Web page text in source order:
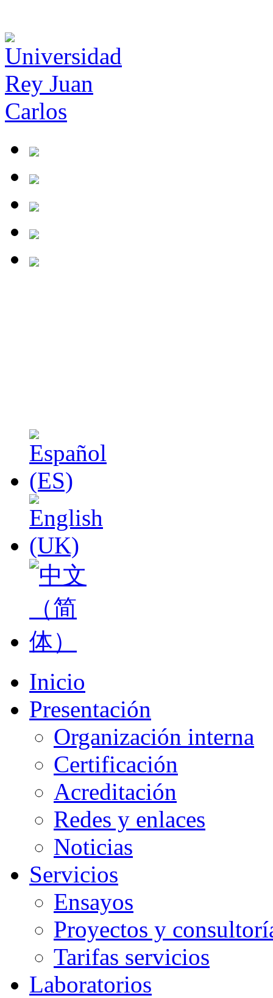
Inicio
Presentación
Organización interna
Certificación
Acreditación
Redes y enlaces
Noticias
Servicios
Ensayos
Proyectos y
Tarifas servicios
Laboratorios